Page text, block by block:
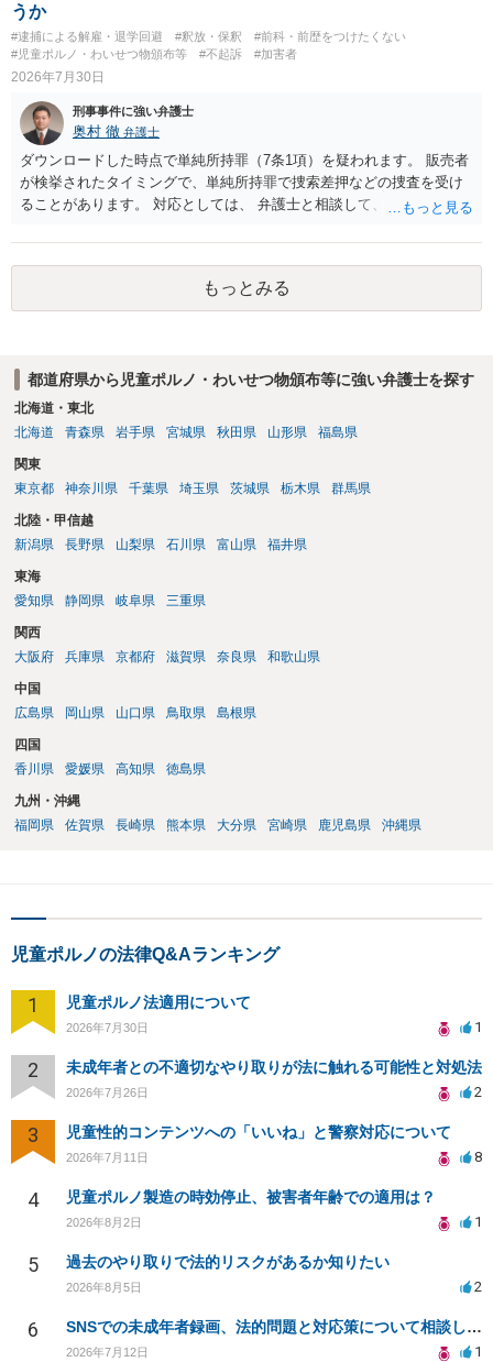
うか
#逮捕による解雇・退学回避 #釈放・保釈
#前科・前歴をつけたくない
#児童ポルノ・わいせつ物頒布等
#不起訴 #加害者
2026年7月30日
刑事事件に強い弁護士
奥村 徹 弁護士
ダウンロードした時点で単純所持罪（7条1項）を疑われます。 販売者
が検挙されたタイミングで、単純所持罪で捜索差押などの捜査を受け
ることがあります。 対応としては、 弁護士と相談して、 児童ポルノ
談しておく などが考えられます。
もっとみる
都道府県から児童ポルノ・わいせつ物頒布等に強い弁護士を探す
北海道・東北
北海道
青森県 岩手県 宮城県 秋田県 山形県 福島県
関東
東京都
神奈川県 千葉県 埼玉県 茨城県 栃木県 群馬県
北陸・甲信越
新潟県
長野県 山梨県 石川県 富山県 福井県
東海
愛知県
静岡県 岐阜県 三重県
関西
大阪府
兵庫県 京都府 滋賀県 奈良県 和歌山県
中国
広島県
岡山県 山口県 鳥取県 島根県
四国
香川県
愛媛県 高知県 徳島県
九州・沖縄
福岡県
佐賀県 長崎県 熊本県 大分県 宮崎県 鹿児島県 沖縄県
児童ポルノの法律Q&Aランキング
1 児童ポルノ法適用について
2026年7月30日 1
2 未成年者との不適切なやり取りが法に触れる可能性と対処法
2026年7月26日 2
3 児童性的コンテンツへの「いいね」と警察対応について
2026年7月11日 8
4 児童ポルノ製造の時効停止、被害者年齢での適用は？
2026年8月2日 1
5 過去のやり取りで法的リスクがあるか知りたい
2026年8月5日 2
6 SNSでの未成年者録画、法的問題と対応策について相談したい
2026年7月12日 1